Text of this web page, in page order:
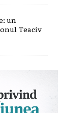
un
Teaciv